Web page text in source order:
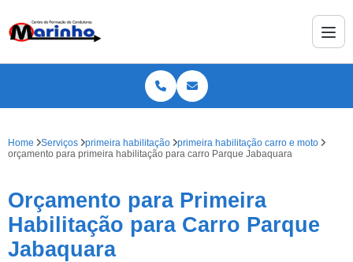
Home Serviços primeira habilitação
primeira habilitação carro e moto
orçamento para primeira habilitação para carro Parque Jabaquara
Orçamento para Primeira
Habilitação para Carro Parque
Jabaquara